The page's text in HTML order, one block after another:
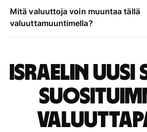
Mitä valuuttoja voin muuntaa tällä
valuuttamuuntimella?
Israelin uusi